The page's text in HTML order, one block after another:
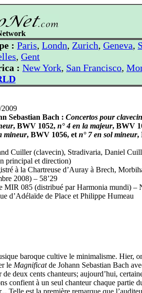
: Paris, Londn, Zurich, Geneva,
, Gent
: New York, San Francisco,
Sebastian Bach : Concertos pour
, BWV 1052, n° 4 en la majeur, BWV
mineur, BWV 1056, et n° 7 en sol mineur,
Cuiller (clavecin), Stradivaria, Daniel
principal et direction)
à la Chartreuse d’Auray à Brech,
2008) – 58’29
MIR 085 (distribué par Harmonia mundi) –
d’Adélaïde de Place et Philippe Humeau
baroque cultive le minimalisme. Hier,
le Magnificatde Johann Sebastian Bach
deux cents chanteurs; aujourd’hui,
confient à un seul chanteur chaque partie
Telle est la première remarque que